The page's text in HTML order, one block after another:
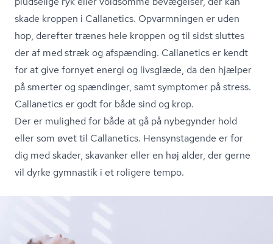
skade kroppen i Callanetics. Opvarmningen er uden
hop, derefter trænes hele kroppen og til sidst sluttes
der af med stræk og afspænding. Callanetics er kendt
for at give fornyet energi og livsglæde, da den hjælper
på smerter og spændinger, samt symptomer på stress.
Callanetics er godt for både sind og krop.
Der er mulighed for både at gå på nybegynder hold
eller som øvet til Callanetics. Hensynstagende er for
dig med skader, skavanker eller en høj alder, der gerne
vil dyrke gymnastik i et roligere tempo.